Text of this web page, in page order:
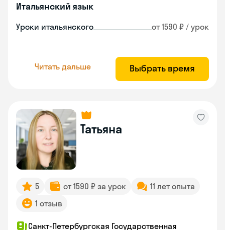
Итальянский язык
Уроки итальянского от 1590 ₽ / урок
Читать дальше Выбрать время
Татьяна
5 от 1590 ₽ за урок
11 лет опыта
1 отзыв
Санкт-Петербургская Государственная